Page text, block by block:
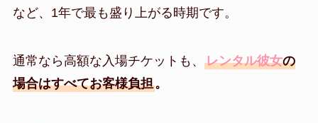
など、1年で最も盛り上がる時期です。
通常なら高額な入場チケットも、 レンタル彼女の
場合はすべてお客様負担。